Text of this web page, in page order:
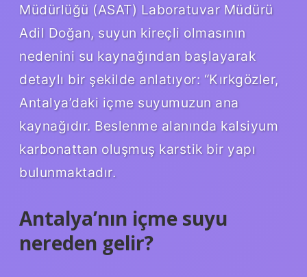
Müdürlüğü (ASAT) Laboratuvar Müdürü
Adil Doğan, suyun kireçli olmasının
nedenini su kaynağından başlayarak
detaylı bir şekilde anlatıyor: “Kırkgözler,
Antalya’daki içme suyumuzun ana
kaynağıdır. Beslenme alanında kalsiyum
karbonattan oluşmuş karstik bir yapı
bulunmaktadır.
Antalya’nın içme suyu
nereden gelir?